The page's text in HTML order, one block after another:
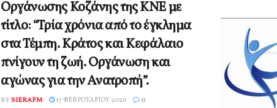
Οργάνωσης Κοζάνης της ΚΝΕ με
τίτλο: “Τρία χρόνια από το έγκλημα
στα Τέμπη. Κράτος και Κεφάλαιο
πνίγουν τη ζωή. Οργάνωση και
αγώνας για την Ανατροπή”.
BYSIERAFM 17 ΦΕΒΡΟΥΑΡΊΟΥ 2026 0